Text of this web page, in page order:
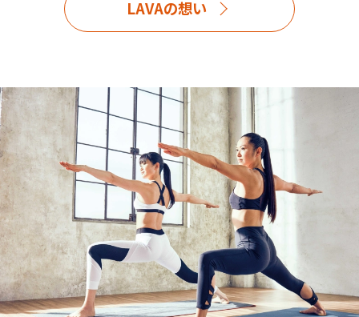
LAVAの想い